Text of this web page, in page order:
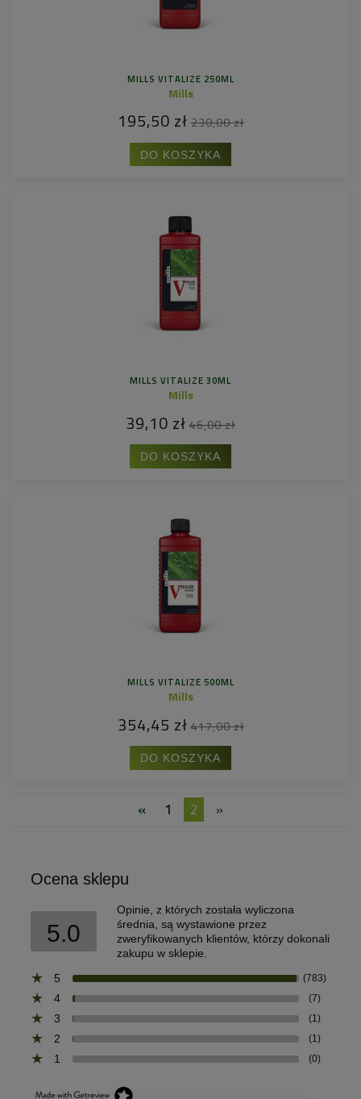
MILLS VITALIZE 250ML
Mills
195,50 zł 230,00 zł
DO KOSZYKA
MILLS VITALIZE 30ML
Mills
39,10 zł 46,00 zł
DO KOSZYKA
MILLS VITALIZE 500ML
Mills
354,45 zł 417,00 zł
DO KOSZYKA
« 1 2 »
Ocena sklepu
5.0
Opinie, z których została wyliczona
średnia, są wystawione przez
zweryfikowanych klientów, którzy dokonali
zakupu w sklepie.
5
(783)
4 (7)
3 (1)
2 (1)
1 (0)